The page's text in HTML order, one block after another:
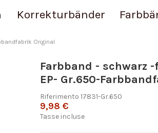
Korrekturbänder
Original
Farbband - schwarz -
EP- Gr.650-
Riferimento 17831-Gr.650
9,98 €
Tasse incluse